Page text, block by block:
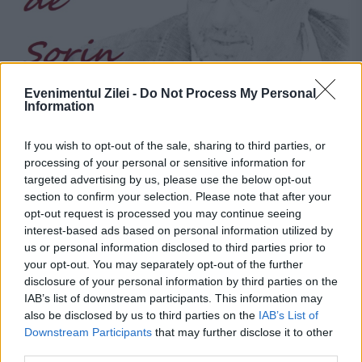
Evenimentul Zilei - Do Not Process My Personal
Information
If you wish to opt-out of the sale, sharing to third parties, or
processing of your personal or sensitive information for
targeted advertising by us, please use the below opt-out
section to confirm your selection. Please note that after your
opt-out request is processed you may continue seeing
interest-based ads based on personal information utilized by
us or personal information disclosed to third parties prior to
your opt-out. You may separately opt-out of the further
disclosure of your personal information by third parties on the
IAB’s list of downstream participants. This information may
also be disclosed by us to third parties on the IAB’s List of
Downstream Participants that may further disclose it to other
Praf în ochi, intern şi internaţional
23 FEBRUARIE 2025
În tumultul ăsta de evenimente politice, de
la piruete elegante şi atât de subtile
câteodată, încât adversarii cărora le sunt
adresate nici măcar nu le pricep, până la
adresări mai...